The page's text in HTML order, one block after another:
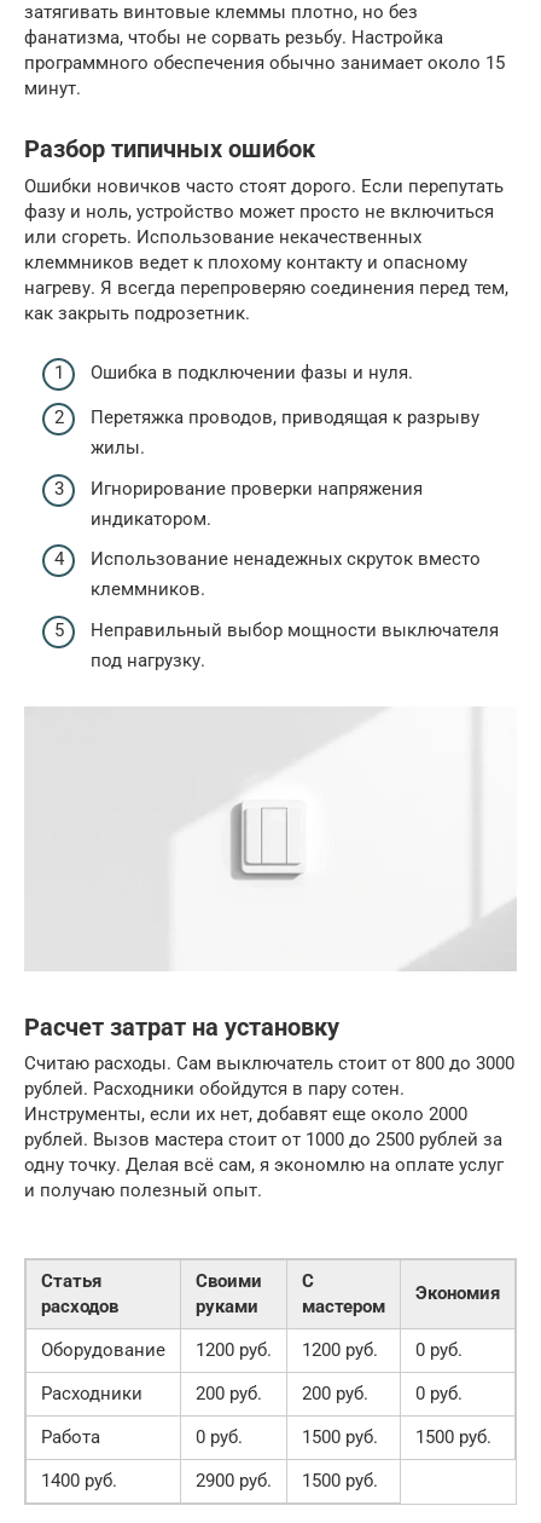
затягивать винтовые клеммы плотно, но без
фанатизма, чтобы не сорвать резьбу. Настройка
программного обеспечения обычно занимает около 15
минут.
Разбор типичных ошибок
Ошибки новичков часто стоят дорого. Если перепутать
фазу и ноль, устройство может просто не включиться
или сгореть. Использование некачественных
клеммников ведет к плохому контакту и опасному
нагреву. Я всегда перепроверяю соединения перед тем,
как закрыть подрозетник.
Ошибка в подключении фазы и нуля.
Перетяжка проводов, приводящая к разрыву
жилы.
Игнорирование проверки напряжения
индикатором.
Использование ненадежных скруток вместо
клеммников.
Неправильный выбор мощности выключателя
под нагрузку.
Расчет затрат на установку
Считаю расходы. Сам выключатель стоит от 800 до 3000
рублей. Расходники обойдутся в пару сотен.
Инструменты, если их нет, добавят еще около 2000
рублей. Вызов мастера стоит от 1000 до 2500 рублей за
одну точку. Делая всё сам, я экономлю на оплате услуг
и получаю полезный опыт.
Статья
расходов
Своими
руками
С
мастером
Экономия
Оборудование 1200 руб. 1200 руб.
0 руб.
Расходники
200 руб. 200 руб.
0 руб.
Работа
0 руб. 1500 руб.
1500 руб.
1400 руб.
2900 руб. 1500 руб.